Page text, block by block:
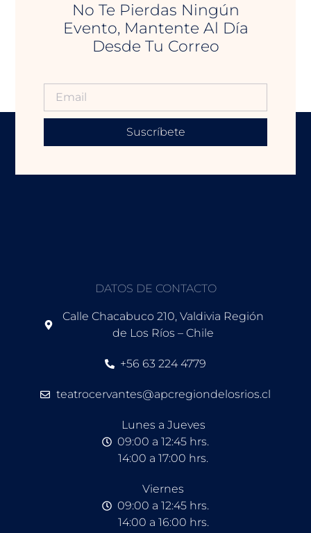
No Te Pierdas Ningún
Evento, Mantente Al Día
Desde Tu Correo
Suscríbete
DATOS DE CONTACTO
Calle Chacabuco 210, Valdivia Región
de Los Ríos – Chile
+56 63 224 4779
teatrocervantes@apcregiondelosrios.cl
Lunes a Jueves
09:00 a 12:45 hrs.
14:00 a 17:00 hrs.
Viernes
09:00 a 12:45 hrs.
14:00 a 16:00 hrs.